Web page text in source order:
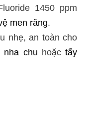
1450 ppm
men răng.
nhẹ, an toàn cho
nha chu hoặctẩy